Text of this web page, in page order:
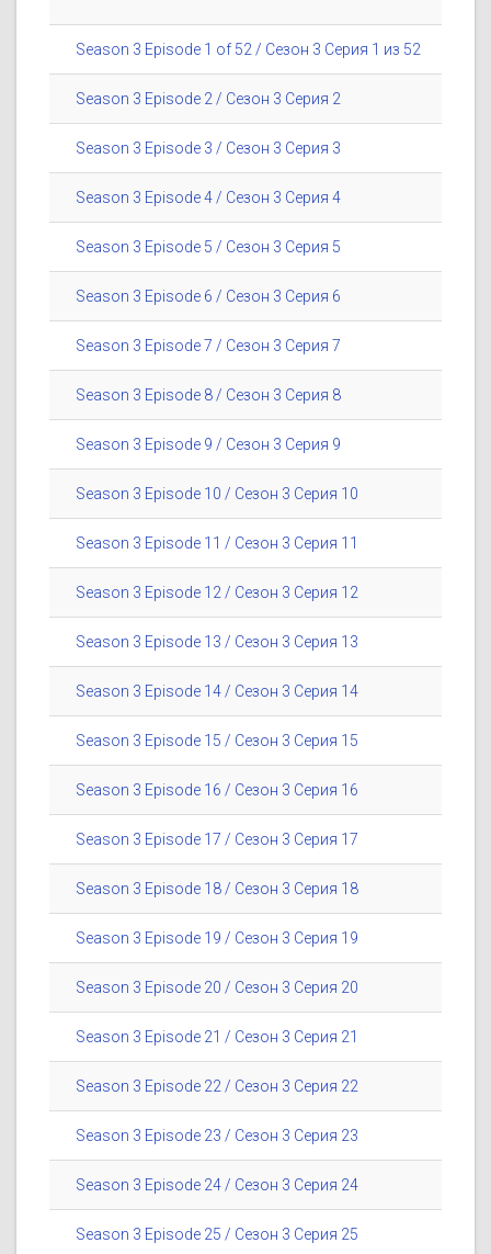
Season 3 Episode 1 of 52 / Сезон 3 Серия 1 из 52
Season 3 Episode 2 / Сезон 3 Серия 2
Season 3 Episode 3 / Сезон 3 Серия 3
Season 3 Episode 4 / Сезон 3 Серия 4
Season 3 Episode 5 / Сезон 3 Серия 5
Season 3 Episode 6 / Сезон 3 Серия 6
Season 3 Episode 7 / Сезон 3 Серия 7
Season 3 Episode 8 / Сезон 3 Серия 8
Season 3 Episode 9 / Сезон 3 Серия 9
Season 3 Episode 10 / Сезон 3 Серия 10
Season 3 Episode 11 / Сезон 3 Серия 11
Season 3 Episode 12 / Сезон 3 Серия 12
Season 3 Episode 13 / Сезон 3 Серия 13
Season 3 Episode 14 / Сезон 3 Серия 14
Season 3 Episode 15 / Сезон 3 Серия 15
Season 3 Episode 16 / Сезон 3 Серия 16
Season 3 Episode 17 / Сезон 3 Серия 17
Season 3 Episode 18 / Сезон 3 Серия 18
Season 3 Episode 19 / Сезон 3 Серия 19
Season 3 Episode 20 / Сезон 3 Серия 20
Season 3 Episode 21 / Сезон 3 Серия 21
Season 3 Episode 22 / Сезон 3 Серия 22
Season 3 Episode 23 / Сезон 3 Серия 23
Season 3 Episode 24 / Сезон 3 Серия 24
Season 3 Episode 25 / Сезон 3 Серия 25